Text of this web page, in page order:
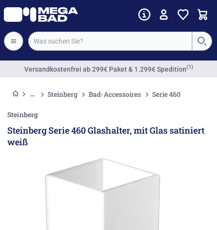
Versandkostenfrei ab 299€ Paket & 1.299€ Spedition(1)
Steinberg Bad-Accessoires Serie 460
Steinberg
Steinberg Serie 460 Glashalter, mit Glas satiniert
weiß